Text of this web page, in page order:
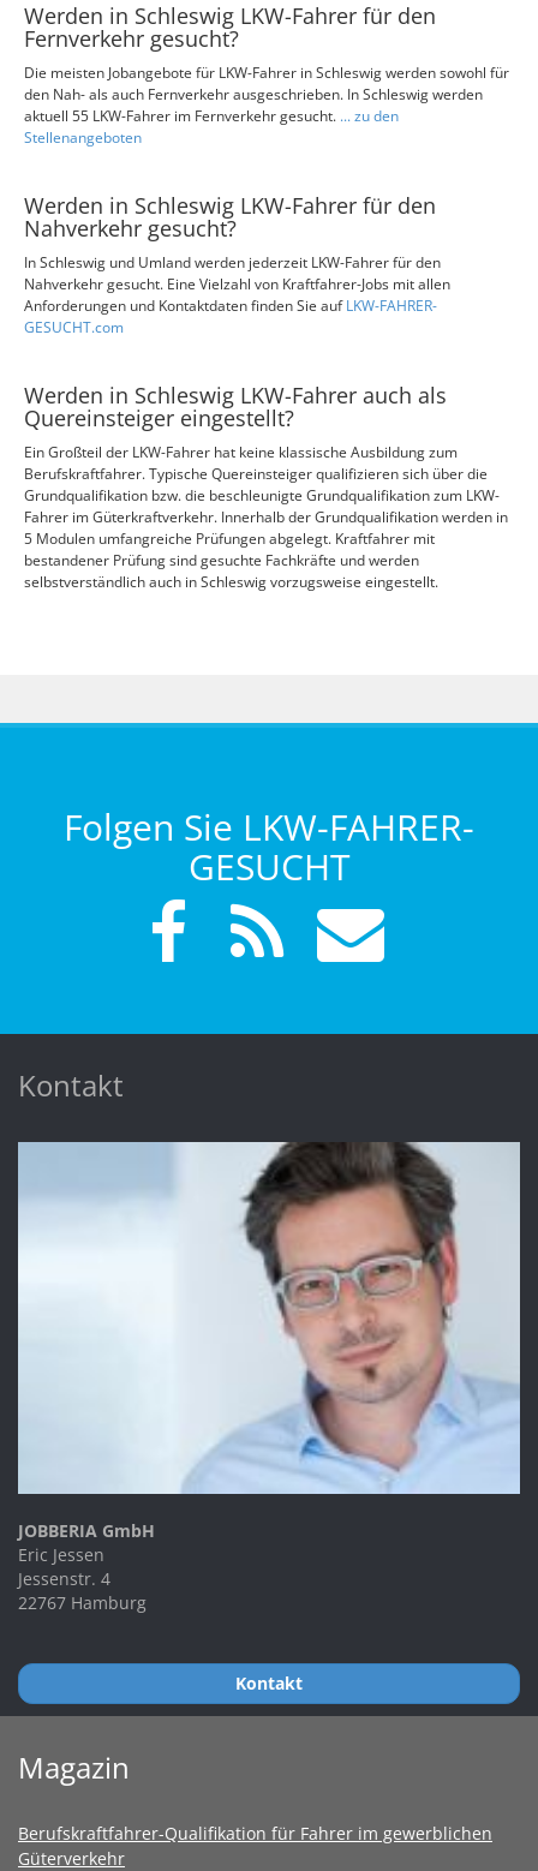
Werden in Schleswig LKW-Fahrer für den
Fernverkehr gesucht?
Die meisten Jobangebote für LKW-Fahrer in Schleswig werden sowohl für
den Nah- als auch Fernverkehr ausgeschrieben. In Schleswig werden
aktuell 55 LKW-Fahrer im Fernverkehr gesucht. ... zu den
Stellenangeboten
Werden in Schleswig LKW-Fahrer für den
Nahverkehr gesucht?
In Schleswig und Umland werden jederzeit LKW-Fahrer für den
Nahverkehr gesucht. Eine Vielzahl von Kraftfahrer-Jobs mit allen
Anforderungen und Kontaktdaten finden Sie aufLKW-FAHRER-
GESUCHT.com
Werden in Schleswig LKW-Fahrer auch als
Quereinsteiger eingestellt?
Ein Großteil der LKW-Fahrer hat keine klassische Ausbildung zum
Berufskraftfahrer. Typische Quereinsteiger qualifizieren sich über die
Grundqualifikation bzw. die beschleunigte Grundqualifikation zum LKW-
Fahrer im Güterkraftverkehr. Innerhalb der Grundqualifikation werden in
5 Modulen umfangreiche Prüfungen abgelegt. Kraftfahrer mit
bestandener Prüfung sind gesuchte Fachkräfte und werden
selbstverständlich auch in Schleswig vorzugsweise eingestellt.
Folgen Sie LKW-FAHRER-
GESUCHT
Kontakt
JOBBERIA GmbH
Eric Jessen
Jessenstr. 4
22767 Hamburg
Kontakt
Magazin
Berufskraftfahrer-Qualifikation für Fahrer im gewerblichen
Güterverkehr